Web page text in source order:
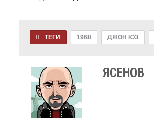
ТЕГИ 1968 ДЖОН ЮЗ
ЯСЕНОВ